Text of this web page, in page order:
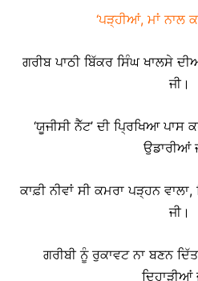
‘ਪੜ੍ਹੀਆਂ, ਮਾਂ ਨਾਲ
ਗਰੀਬ ਪਾਠੀ ਬਿੱਕਰ ਸਿੰਘ ਖਾਲਸੇ
ਜੀ।
‘ਯੂਜੀਸੀ ਨੈੱਟ’ ਦੀ ਪ੍ਰਿਖਿਆ ਪਾਸ
ਉਡਾਰੀਆਂ
ਕਾਫ਼ੀ ਨੀਵਾਂ ਸੀ ਕਮਰਾ ਪੜ੍ਹਨ
ਜੀ।
ਗਰੀਬੀ ਨੂੰ ਰੁਕਾਵਟ ਨਾ ਬਣਨ
ਦਿਹਾੜੀਆਂ